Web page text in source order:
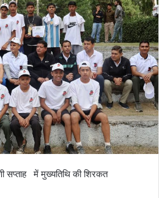
सप्ताह में मुख्यतिथि की शिरकत